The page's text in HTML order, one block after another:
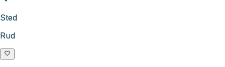
Sted
Rud